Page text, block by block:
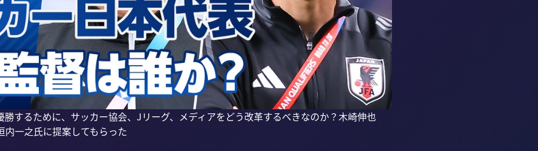
するために、サッカー協会、Jリーグ、メディアをどう改革するべきなのか？木崎伸也
内一之氏に提案してもらった